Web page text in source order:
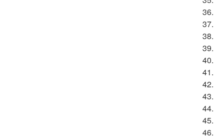
36.
37.
38.
39.
40.
41.
42.
43.
44.
45.
46.